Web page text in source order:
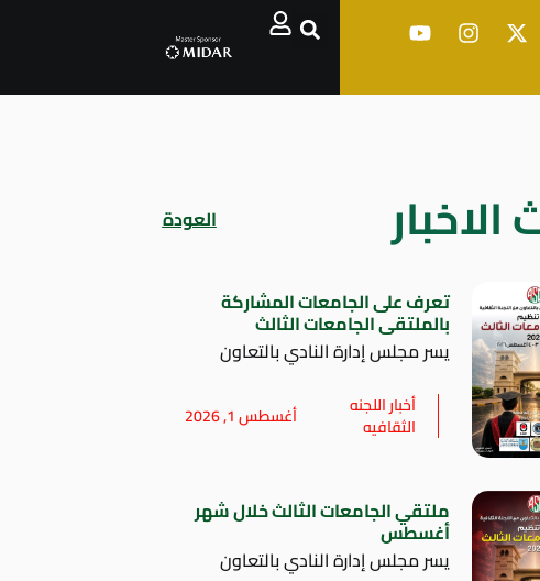
العودة
تعرف على الجامعات المشاركة
بالملتقى الجامعات الثالث
يسر مجلس إدارة النادي بالتعاون
أخبار اللجنه
الثقافيه أغسطس 1, 2026
ملتقي الجامعات الثالث خلال شهر
أغسطس
يسر مجلس إدارة النادي بالتعاون